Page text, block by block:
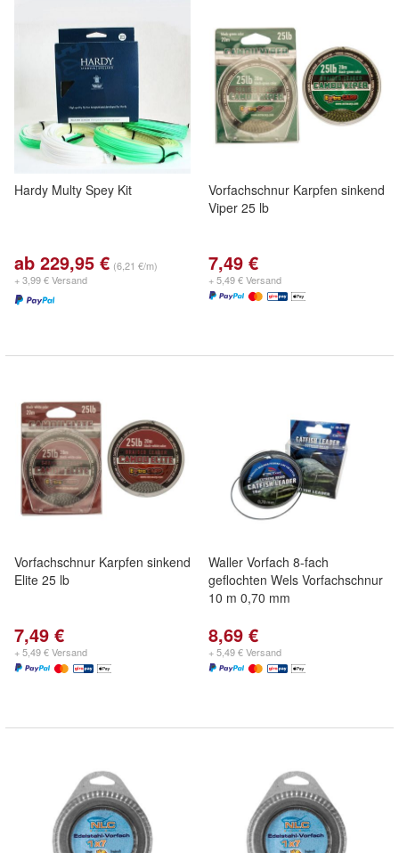
Hardy Multy Spey Kit
ab 229,95 € (6,21 €/m)
+ 3,99 € Versand
Vorfachschnur Karpfen sinkend
Viper 25 lb
7,49 €
+ 5,49 € Versand
Vorfachschnur Karpfen sinkend
Elite 25 lb
7,49 €
+ 5,49 € Versand
Waller Vorfach 8-fach
geflochten Wels Vorfachschnur
10 m 0,70 mm
8,69 €
+ 5,49 € Versand